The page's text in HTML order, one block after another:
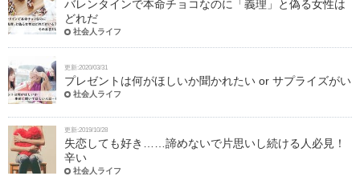
バレンタインで本命チョコなのに「義理」と偽る女性は
どれだ
社会人ライフ
更新:2020/03/31
プレゼントは何がほしいか聞かれたい or サプライズがい
社会人ライフ
更新:2019/10/28
失恋しても好き……諦めないで片思いし続ける人必見！
辛い
社会人ライフ